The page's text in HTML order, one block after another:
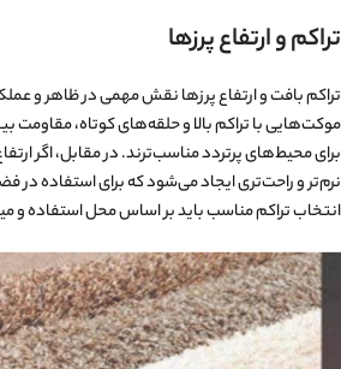
تراکم و ارتفاع پرزها
تراکم بافت و ارتفاع پرزها نقش مهمی در ظاهر و
موکت‌هایی با تراکم بالا و حلقه‌های کوتاه، مقاومت
برای محیط‌های پرتردد مناسب‌ترند. در مقابل، اگر
نرم‌تر و راحت‌تری ایجاد می‌شود که برای استفاده
انتخاب تراکم مناسب باید بر اساس محل استفاده و